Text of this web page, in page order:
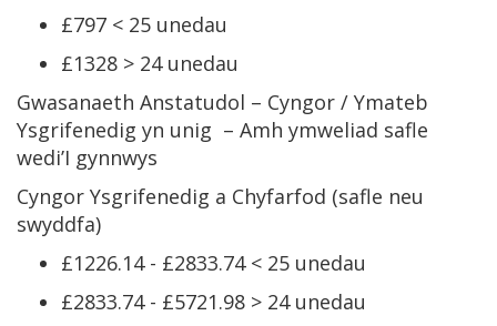
£797 < 25 unedau
£1328 > 24 unedau
Gwasanaeth Anstatudol – Cyngor / Ymateb
Ysgrifenedig yn unig – Amh ymweliad safle
wedi’I gynnwys
Cyngor Ysgrifenedig a Chyfarfod (safle neu
swyddfa)
£1226.14 - £2833.74 < 25 unedau
£2833.74 - £5721.98 > 24 unedau